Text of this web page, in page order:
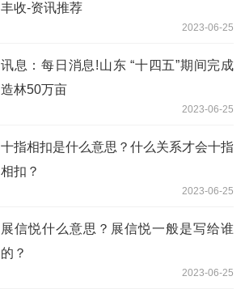
丰收-资讯推荐
2023-06-25
讯息：每日消息!山东 “十四五”期间完成
造林50万亩
2023-06-25
十指相扣是什么意思？什么关系才会十指
相扣？
2023-06-25
展信悦什么意思？展信悦一般是写给谁
的？
2023-06-25